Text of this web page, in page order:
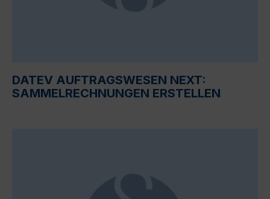
DATEV AUFTRAGSWESEN NEXT:
SAMMELRECHNUNGEN ERSTELLEN